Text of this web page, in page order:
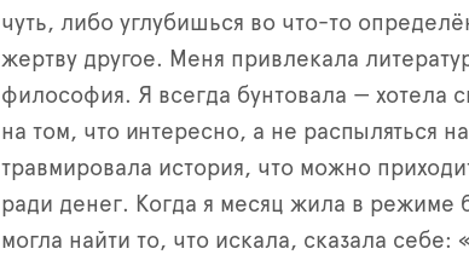
чуть, либо углубишься во что-то
жертву другое. Меня привлекала
философия. Я всегда бунтовала — хотела
на том, что интересно, а не распыляться
травмировала история, что можно
ради денег. Когда я месяц жила в режиме
могла найти то, что искала, сказала себе: